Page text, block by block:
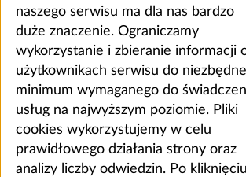
naszego serwisu ma dla nas bardzo
duże znaczenie. Ograniczamy
wykorzystanie i zbieranie informacji
użytkownikach serwisu do
minimum wymaganego do
usług na najwyższym poziomie. Pliki
cookies wykorzystujemy w celu
prawidłowego działania strony oraz
analizy liczby odwiedzin. Po